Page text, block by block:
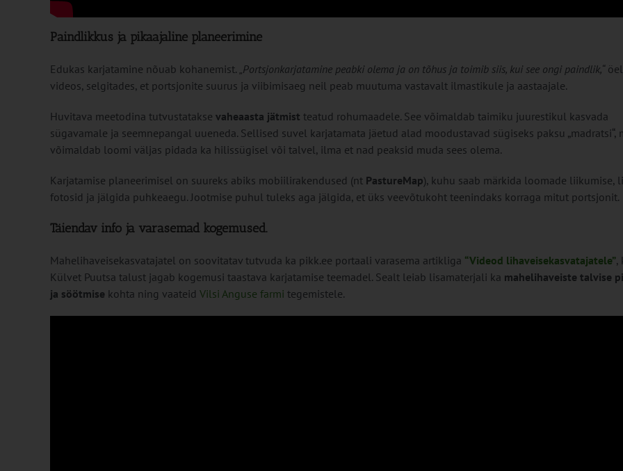
Paindlikkus ja pikaajaline planeerimine
Edukas karjatamine nõuab kohanemist. „Portsjonkarjatamine peabki olema ja on tõhus ja toimib siis, kui see ongi paindlik,“
videos, selgitades, et portsjonite suurus ja viibimisaeg neil peab muutuma vastavalt ilmastikule ja aastaajale.
Huvitava meetodina tutvustatakse vaheaasta jätmist teatud rohumaadele. See võimaldab taimiku juurestikul kasvada
sügavamale ja seemnepangal uueneda. Sellised suvel karjatamata jäetud alad moodustavad sügiseks paksu „madratsi“,
võimaldab loomi väljas pidada ka hilissügisel või talvel, ilma et nad peaksid muda sees olema.
Karjatamise planeerimisel on suureks abiks mobiilirakendused (nt PastureMap), kuhu saab märkida loomade liikumise,
fotosid ja jälgida puhkeaegu. Jootmise puhul tuleks aga jälgida, et üks veevõtukoht teenindaks korraga mitut portsjonit.
Täiendav info ja varasemad kogemused.
Mahelihaveisekasvatajatel on soovitatav tutvuda ka pikk.ee portaali varasema artikliga “Videod lihaveisekasvatajatele”,
Külvet Puutsa talust jagab kogemusi taastava karjatamise teemadel. Sealt leiab lisamaterjali ka mahelihaveiste talvise
ja söötmise kohta ning vaateid Vilsi Anguse farmi tegemistele.